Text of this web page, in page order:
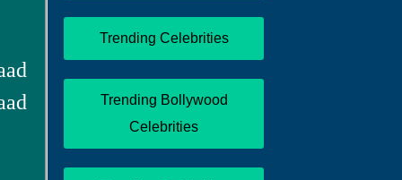
Trending Celebrities
Trending Bollywood
Celebrities